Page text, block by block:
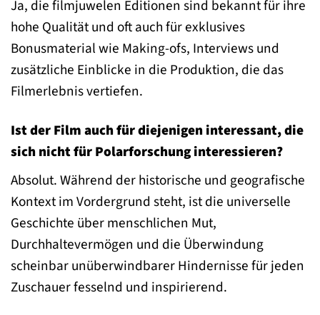
Ja, die filmjuwelen Editionen sind bekannt für ihre
hohe Qualität und oft auch für exklusives
Bonusmaterial wie Making-ofs, Interviews und
zusätzliche Einblicke in die Produktion, die das
Filmerlebnis vertiefen.
Ist der Film auch für diejenigen interessant, die
sich nicht für Polarforschung interessieren?
Absolut. Während der historische und geografische
Kontext im Vordergrund steht, ist die universelle
Geschichte über menschlichen Mut,
Durchhaltevermögen und die Überwindung
scheinbar unüberwindbarer Hindernisse für jeden
Zuschauer fesselnd und inspirierend.